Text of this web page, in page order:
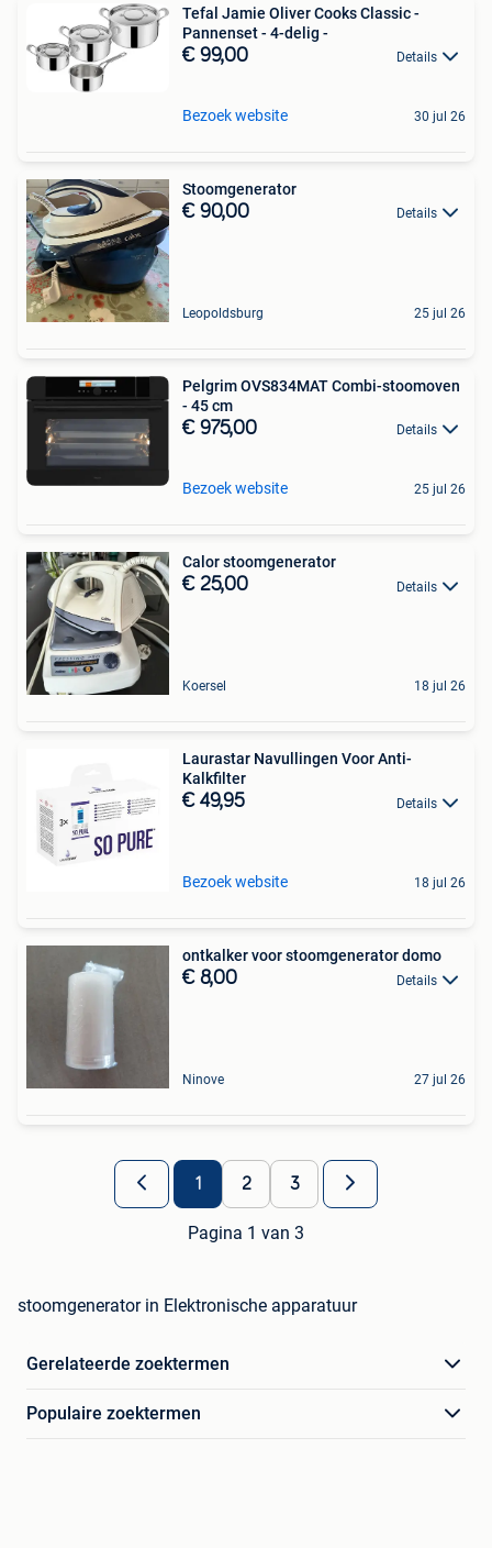
Tefal Jamie Oliver Cooks Classic -
Pannenset - 4-delig -
€ 99,00 Details
Bezoek website 30 jul 26
Stoomgenerator
€ 90,00 Details
Leopoldsburg 25 jul 26
Pelgrim OVS834MAT Combi-stoomoven
- 45 cm
€ 975,00 Details
Bezoek website 25 jul 26
Calor stoomgenerator
€ 25,00 Details
Koersel 18 jul 26
Laurastar Navullingen Voor Anti-
Kalkfilter
€ 49,95 Details
Bezoek website 18 jul 26
ontkalker voor stoomgenerator domo
€ 8,00 Details
Ninove 27 jul 26
1 2 3
Pagina 1 van 3
stoomgenerator in Elektronische apparatuur
Gerelateerde zoektermen
Populaire zoektermen